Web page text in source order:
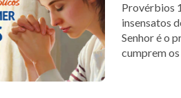
de Cristo é obediência
a senda do temor a
Provérbios
insensatos
Senhor é o
cumprem